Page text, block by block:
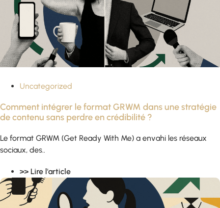
Uncategorized
Comment intégrer le format GRWM dans une stratégie
de contenu sans perdre en crédibilité ?
Le format GRWM (Get Ready With Me) a envahi les réseaux
sociaux, des..
>> Lire l'article